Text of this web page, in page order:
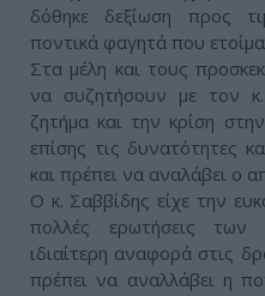
δόθηκε δεξίωση προς
ποντικά φαγητά που
Στα μέλη και τους
να συζητήσουν με τον
ζητήμα και την κρίση
επίσης τις δυνατότητες
και πρέπει να αναλάβει ο
Ο κ. Σαββίδης είχε την
πολλές ερωτήσεις των
ιδιαίτερη αναφορά στις
πρέπει να αναλλάβει η